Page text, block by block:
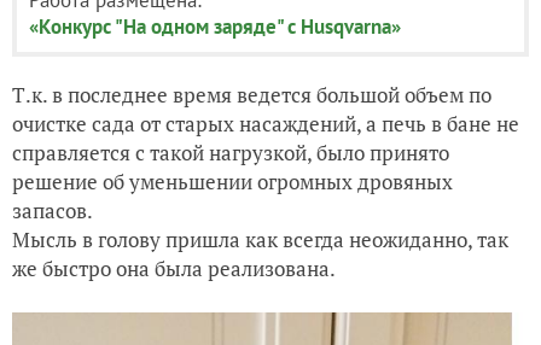
«Конкурс "На одном заряде" с Husqvarna»
Т.к. в последнее время ведется большой объем по
очистке сада от старых насаждений, а печь в бане не
справляется с такой нагрузкой, было принято
решение об уменьшении огромных дровяных
запасов.
Мысль в голову пришла как всегда неожиданно, так
же быстро она была реализована.